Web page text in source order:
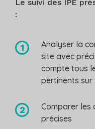
Le suivi des IPÉ
:
Analyser la
site avec
compte tous
pertinents sur
Comparer les
précises